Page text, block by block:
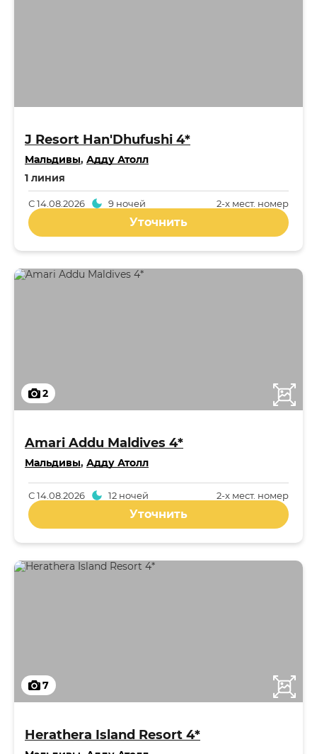
J Resort Han'Dhufushi 4*
Мальдивы, Адду Атолл
1 линия
2-x мест. номер
С14.08.2026 9 ночей
Уточнить
2
Amari Addu Maldives 4*
Мальдивы, Адду Атолл
2-x мест. номер
С14.08.2026 12 ночей
Уточнить
7
Herathera Island Resort 4*